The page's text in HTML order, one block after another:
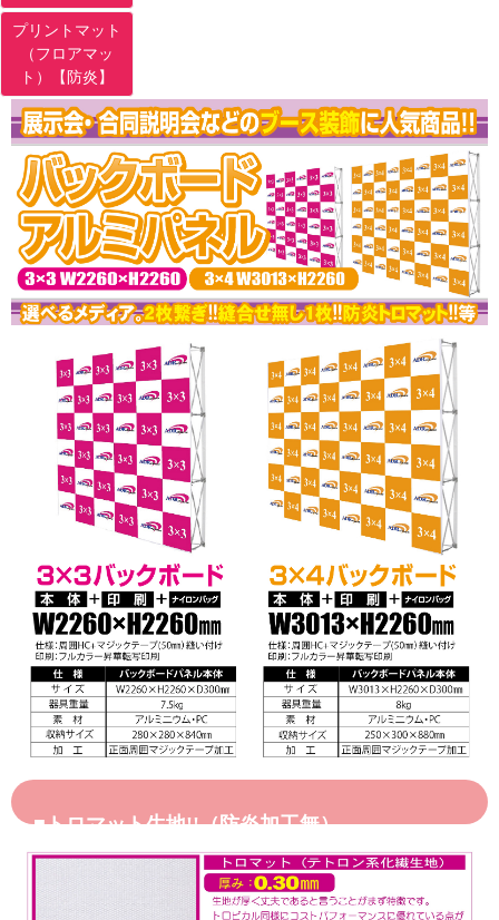
プリントマット
（フロアマッ
ト）【防炎】
■トロマット生地!!（防炎加工無）